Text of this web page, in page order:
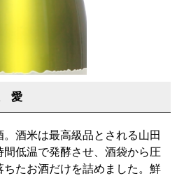
愛
酒米は最高級品とされる山田
低温で発酵させ、酒袋から圧
たお酒だけを詰めました。鮮